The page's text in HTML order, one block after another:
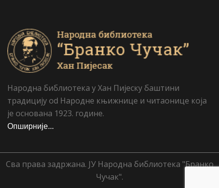
Народна библиотека у Хан Пијеску баштини
традицију od Народне књижнице и читаонице која
је основана 1923. године.
Опширније...
Сва права задржана. ЈУ Народна библиотека "Бранко
Чучак".